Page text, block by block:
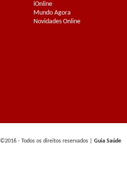
iOnline
Mundo Agora
Novidades Online
©2016 - Todos os direitos reservados | Guia Saúde